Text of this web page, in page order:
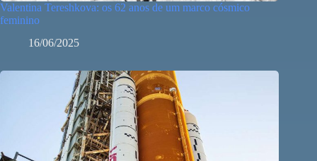
Valentina Tereshkova: os 62 anos de um marco cósmico
feminino
16/06/2025